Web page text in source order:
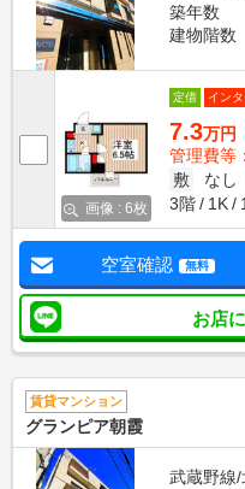
築年数
建物階数
画像 : 6枚
定借 イン
7.3万円
管理費等
敷
なし
3階
1K
空室確認 無料
お店
賃貸マンション
グランピア朝霞
武蔵野線